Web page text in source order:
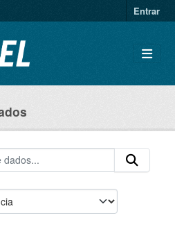
Entrar